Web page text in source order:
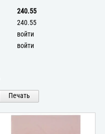
240.55
240.55
войти
войти
Печать